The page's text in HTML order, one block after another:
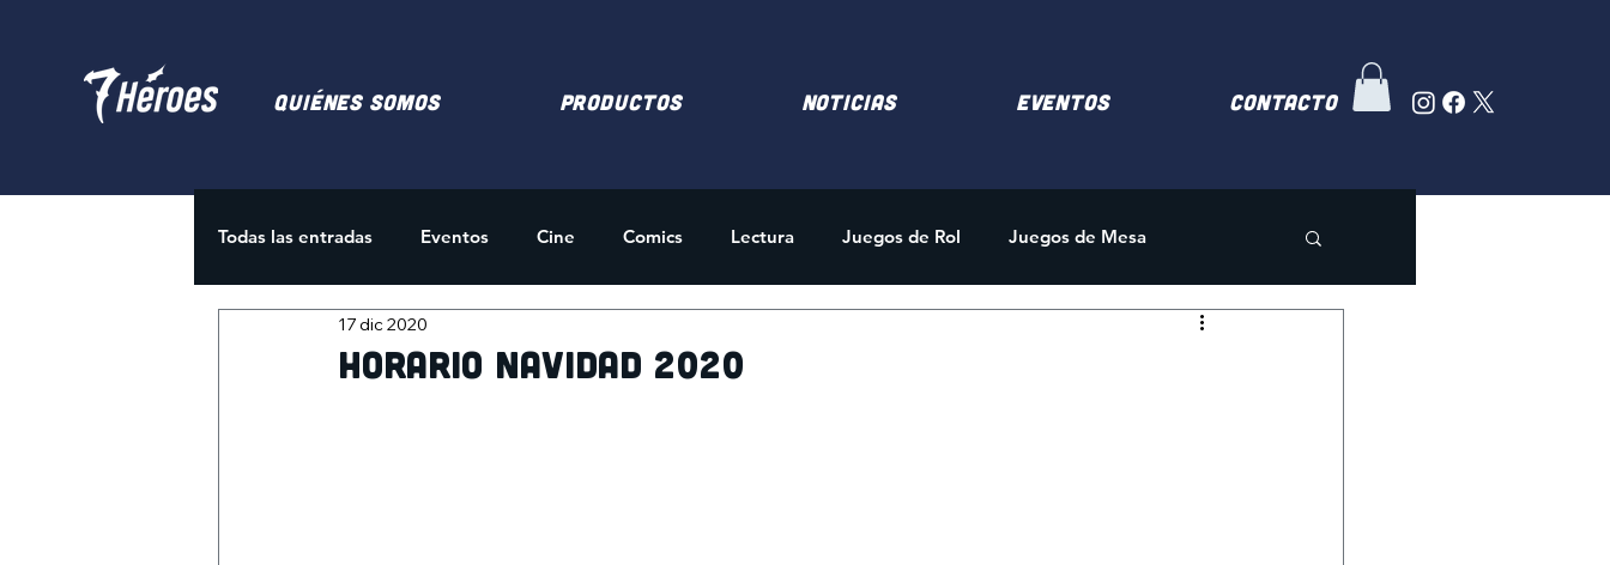
Quiénes somos PRODUCTOS NOTICIAS EVENTOS Contacto
Todas las entradas Eventos Cine Comics Lectura Juegos de Rol Juegos de Mesa
Juegos de Cartas
HORARIO NAVIDAD 2020
17 dic 2020